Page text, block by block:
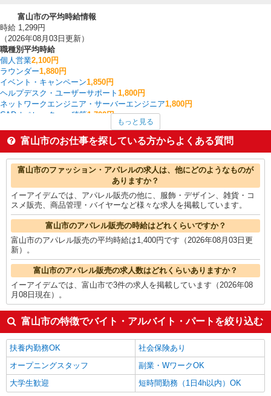
富山市の平均時給情報
時給 1,299円
（2026年08月03日更新）
職種別平均時給
個人営業2,100円
ラウンダー1,880円
イベント・キャンペーン1,850円
ヘルプデスク・ユーザーサポート 1,800円
ネットワークエンジニア・サーバーエンジニア1,800円
CADオペレーター・積算1,700円
その他オフィスワーク・事務1,650円
量販店・大型SC・百貨店
1,572円
スイーツ・ケーキ・パン1,500円
富山市の他の職種の平均時給を見る
もっと見る
富山市のお仕事を探している方からよくある質問
富山市のファッション・アパレルの求人は、他にどのようなものが
ありますか？
イーアイデムでは、アパレル販売の他に、服飾・デザイン、雑貨・コ
スメ販売、商品管理・バイヤーなど様々な求人を掲載しています。
富山市のアパレル販売の時給はどれくらいですか？
富山市のアパレル販売の平均時給は1,400円です（2026年08月03日更
新）。
富山市のアパレル販売の求人数はどれくらいありますか？
イーアイデムでは、富山市で3件の求人を掲載しています（2026年08
月08日現在）。
富山市の特徴でバイト・アルバイト・パートを絞り込む
扶養内勤務OK
社会保険あり
オープニングスタッフ
副業・WワークOK
大学生歓迎
短時間勤務（1日4h以内）OK